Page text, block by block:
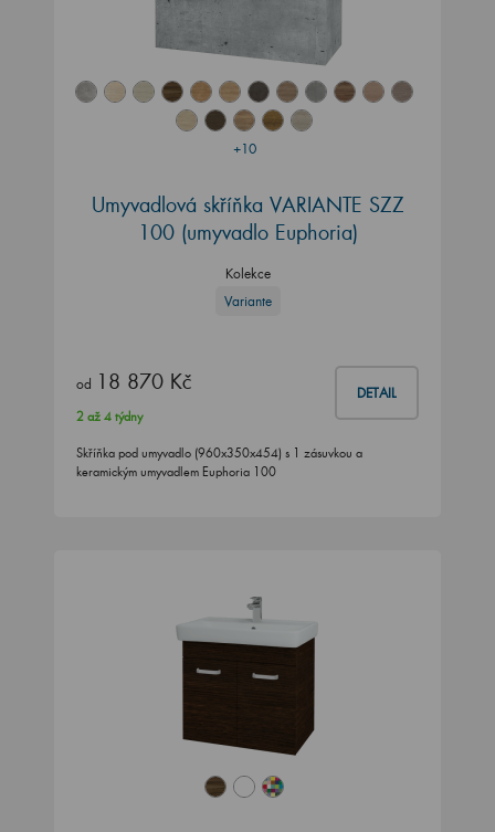
+10
Umyvadlová skříňka VARIANTE SZZ
100 (umyvadlo Euphoria)
Kolekce
Variante
od 18 870 Kč DETAIL
2 až 4 týdny
Skříňka pod umyvadlo (960x350x454) s 1 zásuvkou a
keramickým umyvadlem Euphoria 100